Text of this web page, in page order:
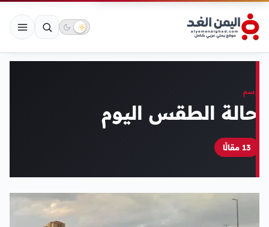
وسم
حالة الطقس اليوم
13 مقالًا